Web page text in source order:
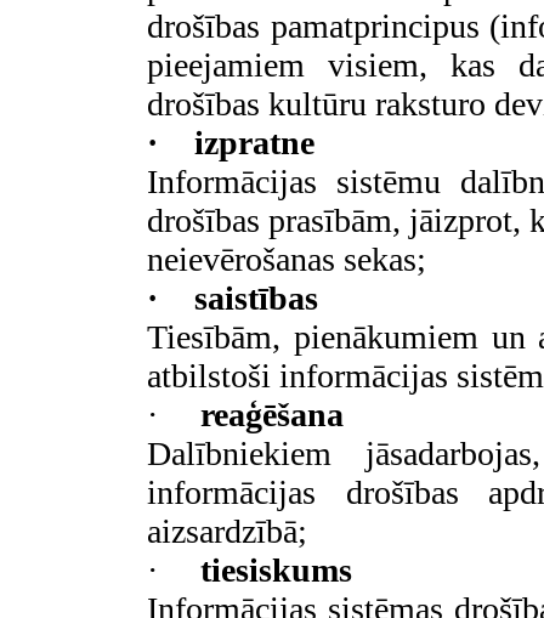
drošības pamatprincipus
pieejamiem visiem, kas
drošības kultūru raksturo
·
izpratne
Informācijas sistēmu
drošības prasībām, jāizprot,
neievērošanas sekas;
·
saistības
Tiesībām, pienākumiem
atbilstoši informācijas
·
reaģēšana
Dalībniekiem
informācijas drošības
aizsardzībā;
·
tiesiskums
Informācijas sistēmas